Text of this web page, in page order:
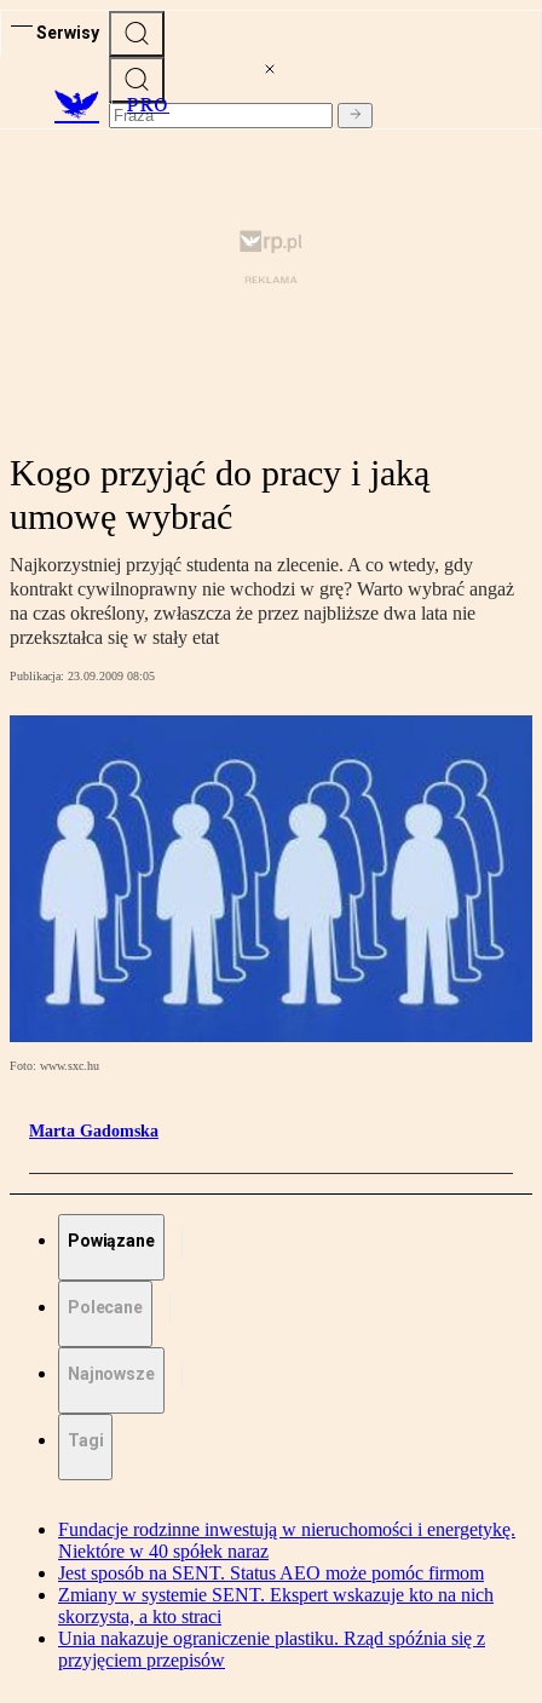
Serwisy
PRO
Kogo przyjąć do pracy i jaką
umowę wybrać
Najkorzystniej przyjąć studenta na zlecenie. A co wtedy, gdy
kontrakt cywilnoprawny nie wchodzi w grę? Warto wybrać angaż
na czas określony, zwłaszcza że przez najbliższe dwa lata nie
przekształca się w stały etat
Publikacja: 23.09.2009 08:05
Foto: www.sxc.hu
Marta Gadomska
Powiązane
Polecane
Najnowsze
Tagi
Fundacje rodzinne inwestują w nieruchomości i energetykę.
Niektóre w 40 spółek naraz
Jest sposób na SENT. Status AEO może pomóc firmom
Zmiany w systemie SENT. Ekspert wskazuje kto na nich
skorzysta, a kto straci
Unia nakazuje ograniczenie plastiku. Rząd spóźnia się z
przyjęciem przepisów